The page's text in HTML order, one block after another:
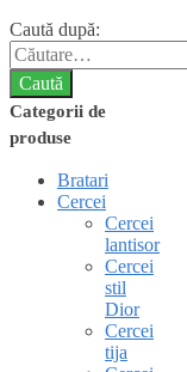
Caută după:
Categorii de
produse
Bratari
Cercei
Cercei
lantisor
Cercei
stil
Dior
Cercei
tija